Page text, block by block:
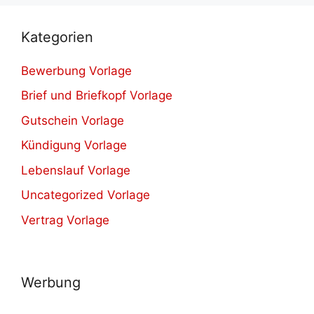
Kategorien
Bewerbung Vorlage
Brief und Briefkopf Vorlage
Gutschein Vorlage
Kündigung Vorlage
Lebenslauf Vorlage
Uncategorized Vorlage
Vertrag Vorlage
Werbung